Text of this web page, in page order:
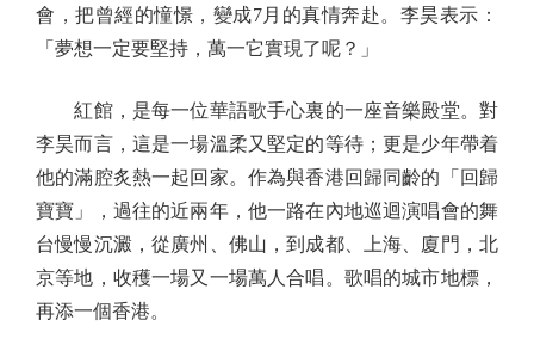
會，把曾經的憧憬，變成7月的真情奔赴。李昊表示：
「夢想一定要堅持，萬一它實現了呢？」
紅館，是每一位華語歌手心裏的一座音樂殿堂。對
李昊而言，這是一場溫柔又堅定的等待；更是少年帶着
他的滿腔炙熱一起回家。作為與香港回歸同齡的「回歸
寶寶」，過往的近兩年，他一路在內地巡迴演唱會的舞
台慢慢沉澱，從廣州、佛山，到成都、上海、廈門，北
京等地，收穫一場又一場萬人合唱。歌唱的城市地標，
再添一個香港。